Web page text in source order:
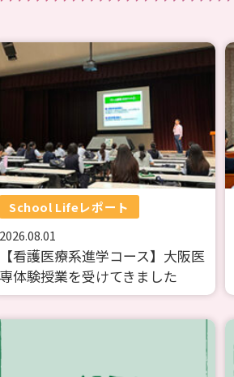
School Lifeレポート
2026.08.01
【看護医療系進学コース】大阪医
専体験授業を受けてきました